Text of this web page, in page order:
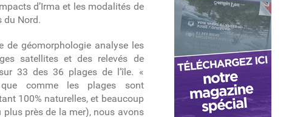
d’Irma et les modalités de
du Nord.
de géomorphologie analyse les
satellites et des relevés de
33 des 36 plages de l’île. «
que comme les plages sont
100% naturelles, et beaucoup
plus près de la mer), nous avons